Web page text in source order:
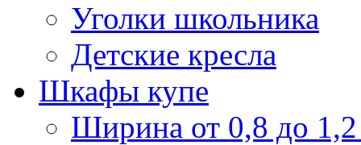
Уголки школьника
Детские кресла
Шкафы купе
Ширина от 0,8 до